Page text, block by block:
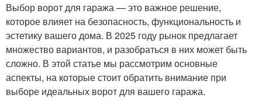
Выбор ворот для гаража — это важное решение,
которое влияет на безопасность, функциональность и
эстетику вашего дома. В 2025 году рынок предлагает
множество вариантов, и разобраться в них может быть
сложно. В этой статье мы рассмотрим основные
аспекты, на которые стоит обратить внимание при
выборе идеальных ворот для вашего гаража.